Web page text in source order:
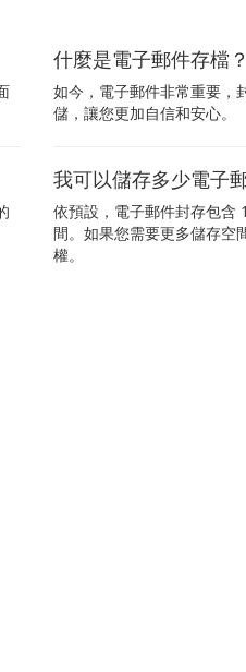
什麼是電子郵件存檔？
如今，電子郵件非常重要，
儲，讓您更加自信和安心。
我可以儲存多少電子
依預設，電子郵件封存包含
間。如果您需要更多儲存空
權。